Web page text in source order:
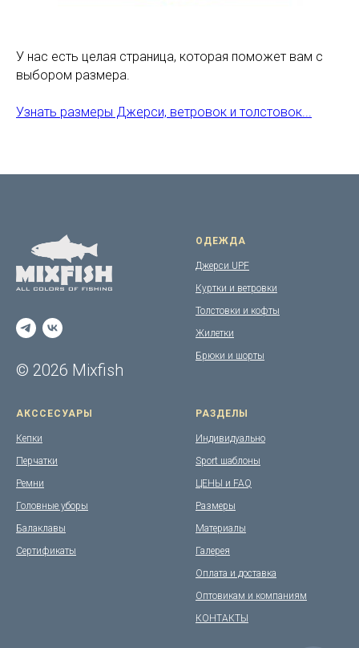
У нас есть целая страница, которая поможет вам с
выбором размера.
Узнать размеры Джерси, ветровок и толстовок...
© 2026 Mixfish
ОДЕЖДА
Джерси UPF
Куртки и ветровки
Толстовки и кофты
Жилетки
Брюки и шорты
АКССЕСУАРЫ
Кепки
Перчатки
Ремни
Головные уборы
Балаклавы
Сертификаты
РАЗДЕЛЫ
Индивидуально
Sport шаблоны
ЦЕНЫ и FAQ
Размеры
Материалы
Галерея
Оплата и доставка
Оптовикам и компаниям
КОНТАКТЫ